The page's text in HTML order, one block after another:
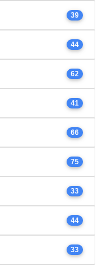
39
44
62
41
66
75
33
44
33